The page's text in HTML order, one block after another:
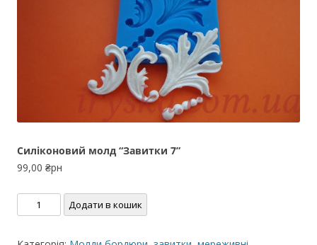
Силіконовий молд “Завитки 7”
99,00 ₴рн
Силіконовий
молд
Додати в кошик